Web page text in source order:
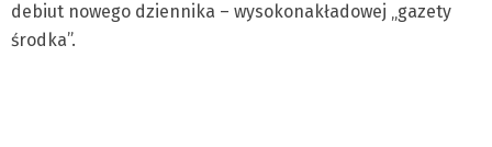
debiut nowego dziennika – wysokonakładowej „gazety
środka”.